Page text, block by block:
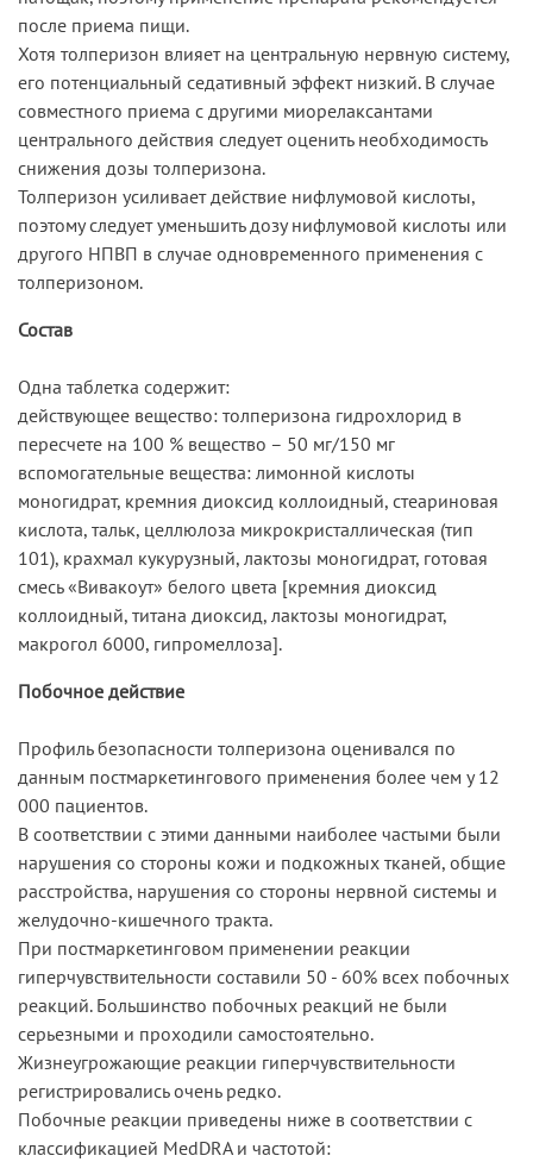
после приема пищи.
Хотя толперизон влияет на центральную нервную систему,
его потенциальный седативный эффект низкий. В случае
совместного приема с другими миорелаксантами
центрального действия следует оценить необходимость
снижения дозы толперизона.
Толперизон усиливает действие нифлумовой кислоты,
поэтому следует уменьшить дозу нифлумовой кислоты или
другого НПВП в случае одновременного применения с
толперизоном.
Состав
Одна таблетка содержит:
действующее вещество: толперизона гидрохлорид в
пересчете на 100 % вещество – 50 мг/150 мг
вспомогательные вещества: лимонной кислоты
моногидрат, кремния диоксид коллоидный, стеариновая
кислота, тальк, целлюлоза микрокристаллическая (тип
101), крахмал кукурузный, лактозы моногидрат, готовая
смесь «Вивакоут» белого цвета [кремния диоксид
коллоидный, титана диоксид, лактозы моногидрат,
макрогол 6000, гипромеллоза].
Побочное действие
Профиль безопасности толперизона оценивался по
данным постмаркетингового применения более чем у 12
000 пациентов.
В соответствии с этими данными наиболее частыми были
нарушения со стороны кожи и подкожных тканей, общие
расстройства, нарушения со стороны нервной системы и
желудочно-кишечного тракта.
При постмаркетинговом применении реакции
гиперчувствительности составили 50 - 60% всех побочных
реакций. Большинство побочных реакций не были
серьезными и проходили самостоятельно.
Жизнеугрожающие реакции гиперчувствительности
регистрировались очень редко.
Побочные реакции приведены ниже в соответствии с
классификацией MedDRA и частотой: